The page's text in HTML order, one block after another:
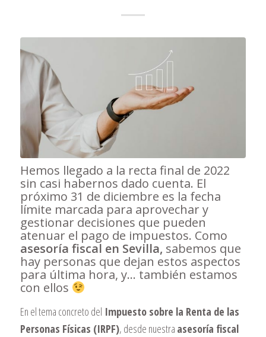
Hemos llegado a la recta final de 2022
sin casi habernos dado cuenta. El
próximo 31 de diciembre es la fecha
límite marcada para aprovechar y
gestionar decisiones que pueden
atenuar el pago de impuestos. Como
asesoría fiscal en Sevilla, sabemos que
hay personas que dejan estos aspectos
para última hora, y… también estamos
con ellos
En el tema concreto del Impuesto sobre la Renta de las
Personas Físicas (IRPF), desde nuestra asesoría fiscal